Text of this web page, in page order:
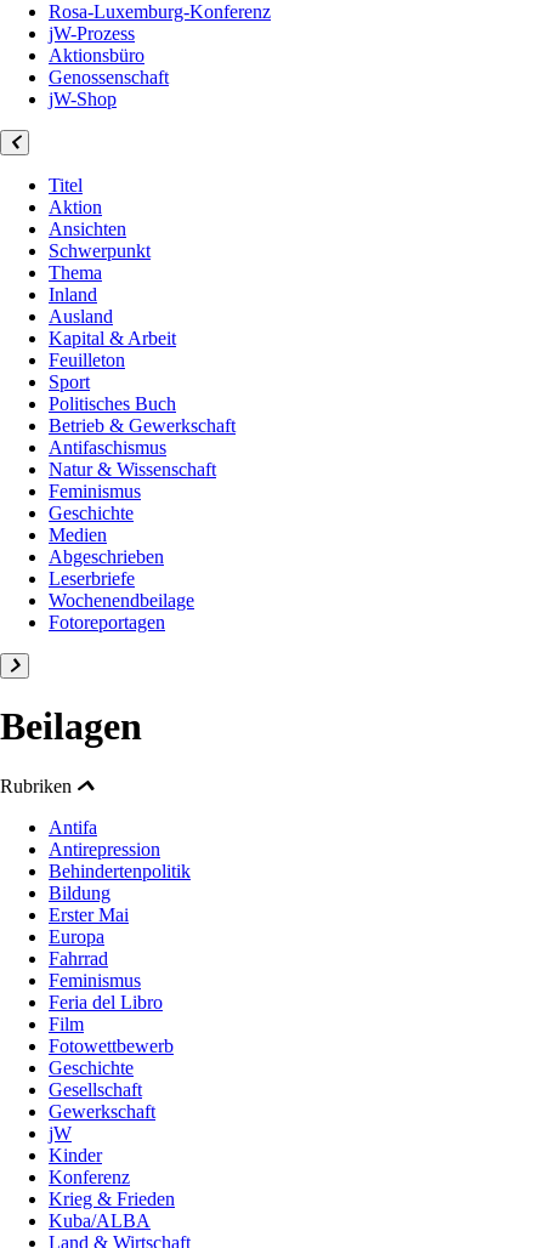
Rosa-Luxemburg-Konferenz
jW-Prozess
Aktionsbüro
Genossenschaft
jW-Shop
Titel
Aktion
Ansichten
Schwerpunkt
Thema
Inland
Ausland
Kapital & Arbeit
Feuilleton
Sport
Politisches Buch
Betrieb & Gewerkschaft
Antifaschismus
Natur & Wissenschaft
Feminismus
Geschichte
Medien
Abgeschrieben
Leserbriefe
Wochenendbeilage
Fotoreportagen
Beilagen
Rubriken
Antifa
Antirepression
Behindertenpolitik
Bildung
Erster Mai
Europa
Fahrrad
Feminismus
Feria del Libro
Film
Fotowettbewerb
Geschichte
Gesellschaft
Gewerkschaft
jW
Kinder
Konferenz
Krieg & Frieden
Kuba/ALBA
Land & Wirtschaft